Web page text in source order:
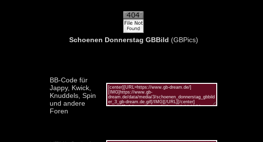
Schoenen Donnerstag GBBild (GBPics)
BB-Code für
Jappy, Kwick,
Knuddels, Spin
und andere
Foren